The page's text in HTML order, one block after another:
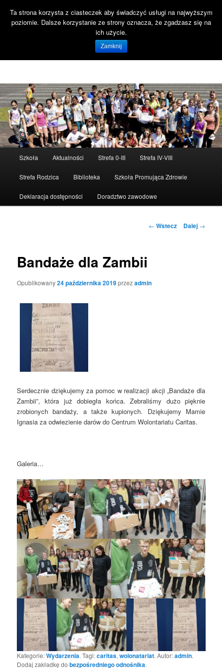
Witaj na stronie SP47 Gdańsk!
główne
Przeskocz
do
tekstu
Szkoła Aktualności Strefa 0-III Strefa IV-VIII
Strefa Rodzica Biblioteka Szkoła Promująca Zdrowie
Deklaracja dostępności Doradztwo zawodowe
Nawigacja
← Wstecz Dalej →
Bandaże dla Zambii
Opublikowany24 października 2019przezadmin
Serdecznie dziękujemy za pomoc w realizacji akcji „Bandaże dla
Zambii”, która już dobiegła końca. Zebraliśmy dużo pięknie
zrobionych bandaży, a także kupionych. Dziękujemy Mamie
Ignasia za odwiezienie darów do Centrum Wolontariatu Caritas.
Galeria…
Kategorie:Wydarzenia. Tagi:caritas,wolonatariat. Autor:admin.
Dodaj zakładkę dobezpośredniego odnośnika.
Ta strona korzysta z ciasteczek aby świadczyć usługi na najwyższym
poziomie. Dalsze korzystanie ze strony oznacza, że zgadzasz się na
ich użycie.
Zamknij